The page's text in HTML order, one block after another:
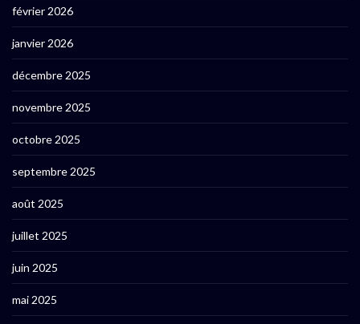
février 2026
janvier 2026
décembre 2025
novembre 2025
octobre 2025
septembre 2025
août 2025
juillet 2025
juin 2025
mai 2025